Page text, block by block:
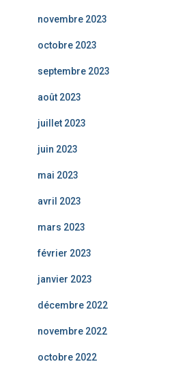
novembre 2023
octobre 2023
septembre 2023
août 2023
juillet 2023
juin 2023
mai 2023
avril 2023
mars 2023
février 2023
janvier 2023
décembre 2022
novembre 2022
octobre 2022